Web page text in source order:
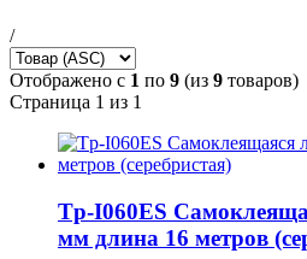
/
Отображено с 1 по 9 (из 9 товаров)
Страница 1 из 1
Tp-I060ES
мм длина 16 метров